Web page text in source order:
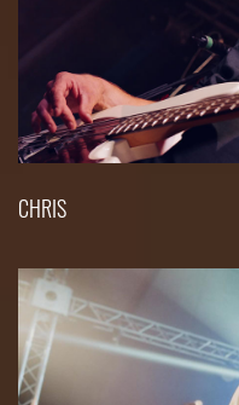
CHRIS